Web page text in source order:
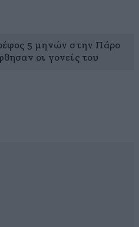
5 μηνών στην Πάρο
οι γονείς του